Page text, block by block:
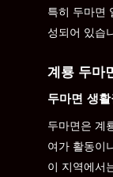
특히 두마면
성되어 있습
계룡 두마
두마면 생활
두마면은 계
여가 활동이
이 지역에서